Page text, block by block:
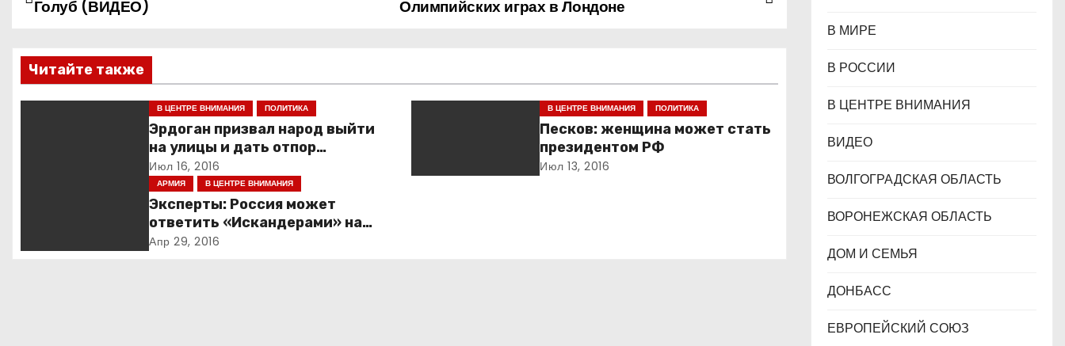
в
и
я
Олимпийских играх в Лондоне
Голуб (ВИДЕО)
Читайте также
В ЦЕНТРЕ ВНИМАНИЯ ПОЛИТИКА
Эрдоган призвал народ выйти
на улицы и дать отпор
мятежникам
Июл 16, 2016
В ЦЕНТРЕ ВНИМАНИЯ ПОЛИТИКА
Песков: женщина может стать
президентом РФ
Июл 13, 2016
АРМИЯ В ЦЕНТРЕ ВНИМАНИЯ
Эксперты: Россия может
ответить «Искандерами» на
вступление Швеции в НАТО
Апр 29, 2016
В МИРЕ
В РОССИИ
В ЦЕНТРЕ ВНИМАНИЯ
ВИДЕО
ВОЛГОГРАДСКАЯ ОБЛАСТЬ
ВОРОНЕЖСКАЯ ОБЛАСТЬ
ДОМ И СЕМЬЯ
ДОНБАСС
ЕВРОПЕЙСКИЙ СОЮЗ